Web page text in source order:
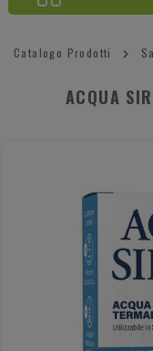
Catalogo Prodotti
ACQUA